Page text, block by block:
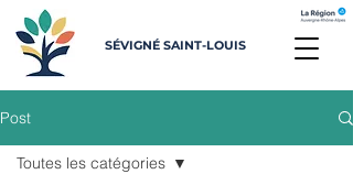
SÉVIGNÉ SAINT-LOUIS
Post
Toutes les catégories